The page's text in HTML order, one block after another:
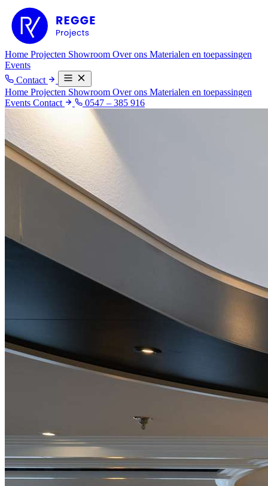
Home Projecten Showroom Over ons Materialen en toepassingen
Events
Contact
Home Projecten Showroom Over ons Materialen en toepassingen
Events Contact 0547 – 385 916